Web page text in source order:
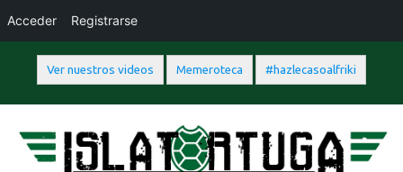
Ver nuestros videos Memeroteca #hazlecasoalfriki
contenido
Acceder Registrarse